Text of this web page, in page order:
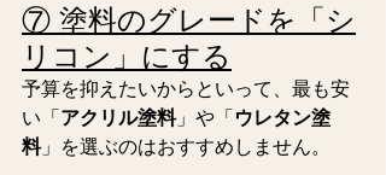
⑦ 塗料のグレードを「シ
リコン」にする
予算を抑えたいからといって、最も安
い「アクリル塗料」や「ウレタン塗
料」を選ぶのはおすすめしません。